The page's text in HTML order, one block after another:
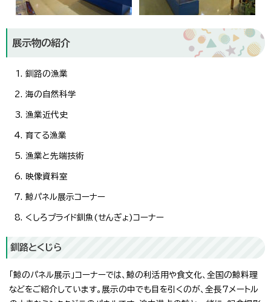
展示物の紹介
釧路の漁業
海の自然科学
漁業近代史
育てる漁業
漁業と先端技術
映像資料室
鯨パネル展示コーナー
くしろプライド釧魚(せんぎょ)コーナー
釧路とくじら
「鯨のパネル展示」コーナーでは、鯨の利活用や食文化、全国の鯨料理
などをご紹介しています。展示の中でも目を引くのが、全長7メートル